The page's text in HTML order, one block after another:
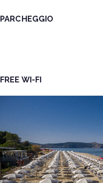
PARCHEGGIO
FREE WI-FI